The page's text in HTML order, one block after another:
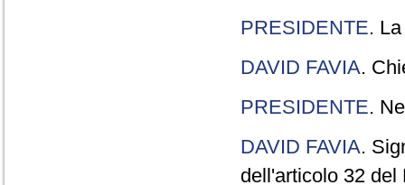
PRESIDENTE.
DAVID FAVIA.
PRESIDENTE.
DAVID FAVIA.
dell'articolo 32 del